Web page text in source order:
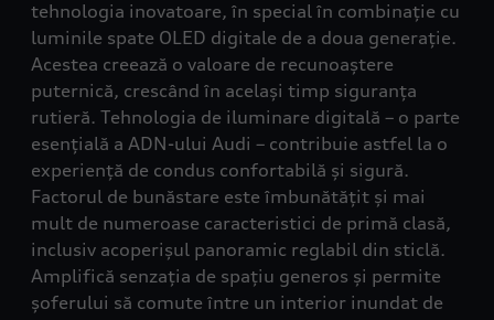
tehnologia inovatoare, în special în combinație cu
luminile spate OLED digitale de a doua generație.
Acestea creează o valoare de recunoaștere
puternică, crescând în același timp siguranța
rutieră. Tehnologia de iluminare digitală – o parte
esențială a ADN-ului Audi – contribuie astfel la o
experiență de condus confortabilă și sigură.
Factorul de bunăstare este îmbunătățit și mai
mult de numeroase caracteristici de primă clasă,
inclusiv acoperișul panoramic reglabil din sticlă.
Amplifică senzația de spațiu generos și permite
șoferului să comute între un interior inundat de